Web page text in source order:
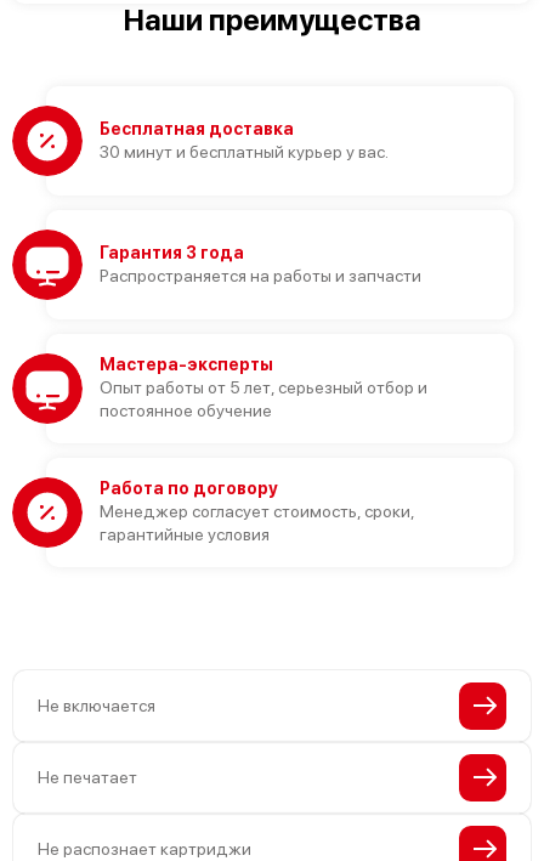
Наши преимущества
Бесплатная доставка
30 минут и бесплатный курьер у вас.
Гарантия 3 года
Распространяется на работы и запчасти
Мастера-эксперты
Опыт работы от 5 лет, серьезный отбор и
постоянное обучение
Работа по договору
Менеджер согласует стоимость, сроки,
гарантийные условия
Не включается
Не печатает
Не распознает картриджи